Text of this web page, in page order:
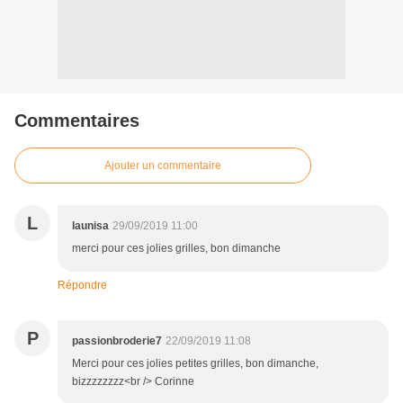
Commentaires
Ajouter un commentaire
L launisa 29/09/2019 11:00
merci pour ces jolies grilles, bon dimanche
Répondre
P passionbroderie7 22/09/2019 11:08
Merci pour ces jolies petites grilles, bon dimanche,
bizzzzzzzz<br /> Corinne